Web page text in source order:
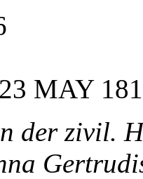
MAY
der zivil.